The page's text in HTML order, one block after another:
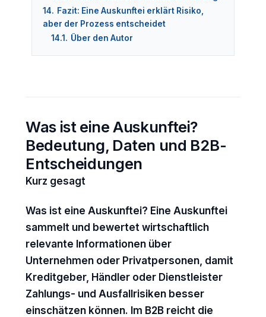
14. Fazit: Eine Auskunftei erklärt Risiko,
aber der Prozess entscheidet
14.1. Über den Autor
Was ist eine Auskunftei?
Bedeutung, Daten und B2B-
Entscheidungen
Kurz gesagt
Was ist eine Auskunftei? Eine Auskunftei
sammelt und bewertet wirtschaftlich
relevante Informationen über
Unternehmen oder Privatpersonen, damit
Kreditgeber, Händler oder Dienstleister
Zahlungs- und Ausfallrisiken besser
einschätzen können. Im B2B reicht die